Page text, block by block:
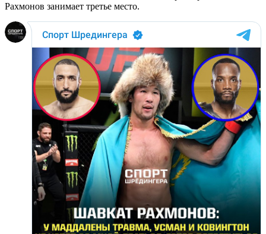
Рахмонов занимает третье место.